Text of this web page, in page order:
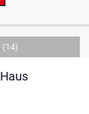
(14)